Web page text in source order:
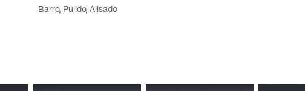
Barro Pulido Alisado